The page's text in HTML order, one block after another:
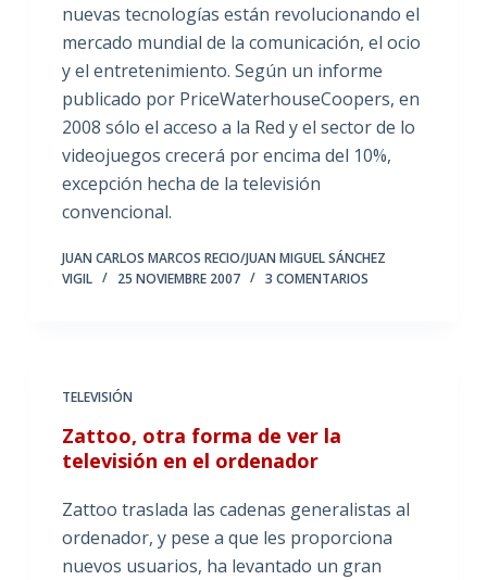
nuevas tecnologías están revolucionando el
mercado mundial de la comunicación, el ocio
y el entretenimiento. Según un informe
publicado por PriceWaterhouseCoopers, en
2008 sólo el acceso a la Red y el sector de lo
videojuegos crecerá por encima del 10%,
excepción hecha de la televisión
convencional.
JUAN CARLOS MARCOS RECIO/JUAN MIGUEL SÁNCHEZ
VIGIL
25 NOVIEMBRE 2007 3 COMENTARIOS
TELEVISIÓN
Zattoo, otra forma de ver la
televisión en el ordenador
Zattoo traslada las cadenas generalistas al
ordenador, y pese a que les proporciona
nuevos usuarios, ha levantado un gran